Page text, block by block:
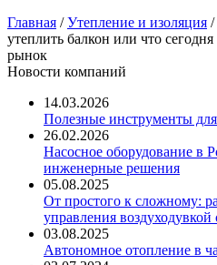
Главная /Утепление и изоляция /
утеплить балкон или что
рынок
Новости компаний
14.03.2026
Полезные инструменты
26.02.2026
Насосное оборудование в
инженерные решения
05.08.2025
От простого к сложному:
управления
03.08.2025
Автономное отопление в